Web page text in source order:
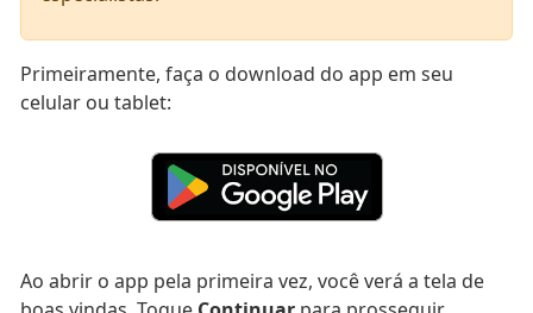
Primeiramente, faça o download do app em seu
celular ou tablet:
Ao abrir o app pela primeira vez, você verá a tela de